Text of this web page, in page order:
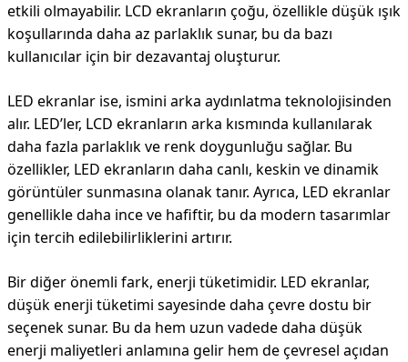
etkili olmayabilir. LCD ekranların çoğu, özellikle düşük ışık
koşullarında daha az parlaklık sunar, bu da bazı
kullanıcılar için bir dezavantaj oluşturur.
LED ekranlar ise, ismini arka aydınlatma teknolojisinden
alır. LED’ler, LCD ekranların arka kısmında kullanılarak
daha fazla parlaklık ve renk doygunluğu sağlar. Bu
özellikler, LED ekranların daha canlı, keskin ve dinamik
görüntüler sunmasına olanak tanır. Ayrıca, LED ekranlar
genellikle daha ince ve hafiftir, bu da modern tasarımlar
için tercih edilebilirliklerini artırır.
Bir diğer önemli fark, enerji tüketimidir. LED ekranlar,
düşük enerji tüketimi sayesinde daha çevre dostu bir
seçenek sunar. Bu da hem uzun vadede daha düşük
enerji maliyetleri anlamına gelir hem de çevresel açıdan